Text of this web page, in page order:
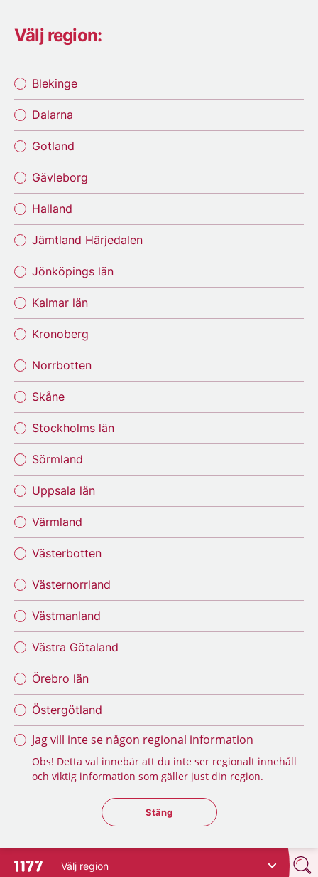
Välj region:
Blekinge
Dalarna
Gotland
Gävleborg
Halland
Jämtland Härjedalen
Jönköpings län
Kalmar län
Kronoberg
Norrbotten
Skåne
Stockholms län
Sörmland
Uppsala län
Värmland
Västerbotten
Västernorrland
Västmanland
Västra Götaland
Örebro län
Östergötland
Jag vill inte se någon regional information
Obs! Detta val innebär att du inte ser regionalt innehåll
och viktig information som gäller just din region.
Stäng regionsväljaren
Stäng
Till startsidan för 1177
Välj region